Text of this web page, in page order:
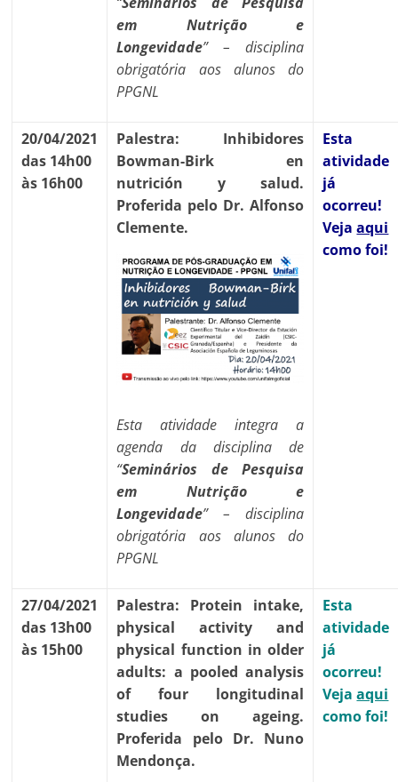
em Nutrição e
Longevidade” – disciplina
obrigatória aos alunos do
PPGNL
20/04/2021
das 14h00
às 16h00
Palestra: Inhibidores
Bowman-Birk en
nutrición y salud.
Proferida pelo Dr. Alfonso
Clemente.
Esta atividade integra a
agenda da disciplina de
“Seminários de Pesquisa
em Nutrição e
Longevidade” – disciplina
obrigatória aos alunos do
PPGNL
Esta
atividade
já
ocorreu!
Vejaaqui
como foi!
27/04/2021
das 13h00
às 15h00
Palestra: Protein intake,
physical activity and
physical function in older
adults: a pooled analysis
of four longitudinal
studies on ageing.
Proferida pelo Dr. Nuno
Mendonça.
Esta
atividade
já
ocorreu!
Veja aqui
como foi!